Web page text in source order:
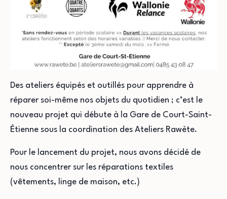
Des ateliers équipés et outillés pour apprendre à
réparer soi-même nos objets du quotidien ; c’est le
nouveau projet qui débute à la Gare de Court-Saint-
Étienne sous la coordination des Ateliers Rawète.
Pour le lancement du projet, nous avons décidé de
nous concentrer sur les réparations textiles
(vêtements, linge de maison, etc.)